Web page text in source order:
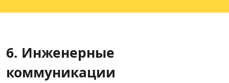
6. Инженерные
коммуникации